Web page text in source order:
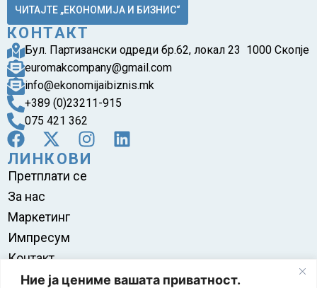
Ние ја цениме вашата приватност.
ЧИТАЈТЕ „ЕКОНОМИЈА И БИЗНИС“
КОНТАКТ
Бул. Партизански одреди бр.62, локал 23 1000 Скопје
euromakcompany@gmail.com
info@ekonomijaibiznis.mk
+389 (0)23211-915
075 421 362
ЛИНКОВИ
Претплати се
За нас
Маркетинг
Импресум
Контакт
Правила на користење